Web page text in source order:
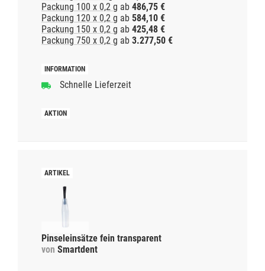
Packung 100 x 0,2 g ab 486,75 €
Packung 120 x 0,2 g ab 584,10 €
Packung 150 x 0,2 g ab 425,48 €
Packung 750 x 0,2 g ab 3.277,50 €
Schnelle Lieferzeit
Pinseleinsätze fein transparent
von Smartdent